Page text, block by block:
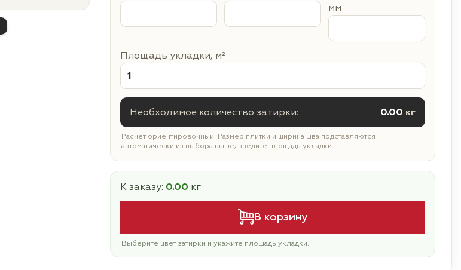
мм
Площадь укладки, м²
Необходимое количество затирки: 0.00 кг
Расчёт ориентировочный. Размер плитки и ширина шва подставляются
автоматически из выбора выше; введите площадь укладки.
К заказу: 0.00 кг
В корзину
Выберите цвет затирки и укажите площадь укладки.